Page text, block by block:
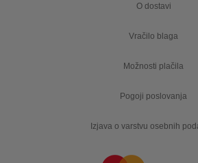
O dostavi
Vračilo blaga
Možnosti plačila
Pogoji poslovanja
Izjava o varstvu osebnih